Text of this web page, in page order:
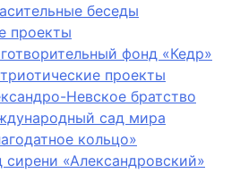
беседы
проекты
фонд «Кедр»
проекты
Невское братство
сад мира
кольцо»
сирени «Александровский»